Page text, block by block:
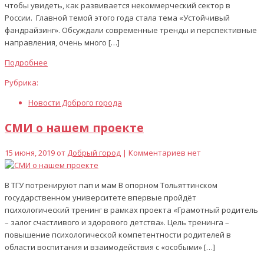
чтобы увидеть, как развивается некоммерческий сектор в
России. Главной темой этого года стала тема «Устойчивый
фандрайзинг». Обсуждали современные тренды и перспективные
направления, очень много […]
Подробнее
Рубрика:
Новости Доброго города
СМИ о нашем проекте
15 июня, 2019 от Добрый город | Комментариев нет
В ТГУ потренируют пап и мам В опорном Тольяттинском
государственном университете впервые пройдёт
психологический тренинг в рамках проекта «Грамотный родитель
– залог счастливого и здорового детства». Цель тренинга ­–
повышение психологической компетентности родителей в
области воспитания и взаимодействия с «особыми» […]